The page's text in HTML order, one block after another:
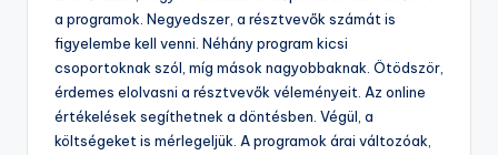
a programok. Negyedszer, a résztvevők számát is
figyelembe kell venni. Néhány program kicsi
csoportoknak szól, míg mások nagyobbaknak. Ötödször,
érdemes elolvasni a résztvevők véleményeit. Az online
értékelések segíthetnek a döntésben. Végül, a
költségeket is mérlegeljük. A programok árai változóak,